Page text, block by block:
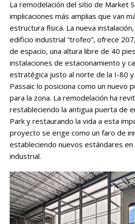
La remodelación del sitio de Market
implicaciones más amplias que van
estructura física. La nueva
edificio industrial “trofeo”, ofrece
de espacio, una altura libre de 40
instalaciones de estacionamiento y
estratégica justo al norte de la I-80
Passaic lo posiciona como un nuevo
para la zona. La remodelación ha
restableciendo la antigua puerta de
Park y restaurando la vida a esta
proyecto se erige como un faro de
estableciendo nuevos estándares
industrial.